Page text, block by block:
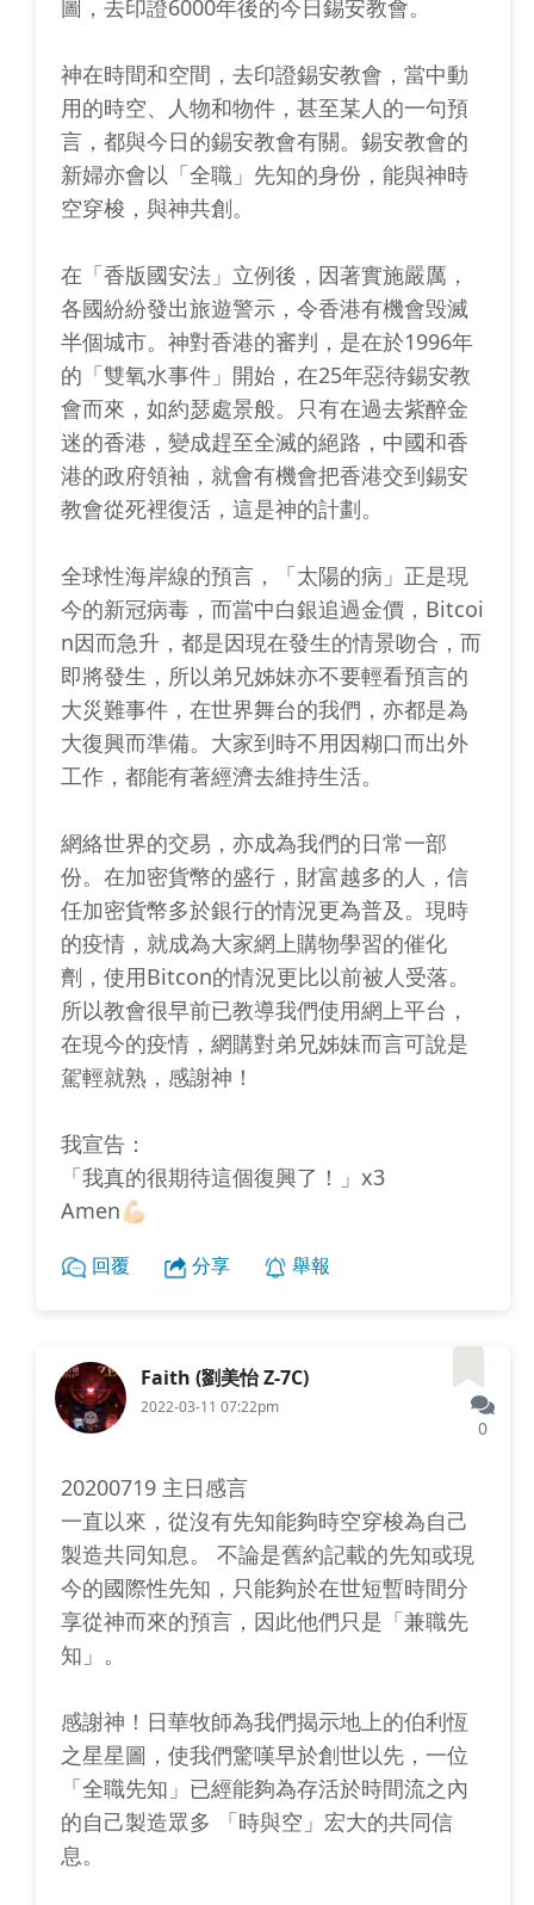
圖，去印證6000年後的今日錫安教會。
神在時間和空間，去印證錫安教會，當中動
用的時空、人物和物件，甚至某人的一句預
言，都與今日的錫安教會有關。錫安教會的
新婦亦會以「全職」先知的身份，能與神時
空穿梭，與神共創。
在「香版國安法」立例後，因著實施嚴厲，
各國紛紛發出旅遊警示，令香港有機會毁滅
半個城市。神對香港的審判，是在於1996年
的「雙氧水事件」開始，在25年惡待錫安教
會而來，如約瑟處景般。只有在過去紫醉金
迷的香港，變成趕至全滅的絕路，中國和香
港的政府領袖，就會有機會把香港交到錫安
教會從死裡復活，這是神的計劃。
全球性海岸線的預言，「太陽的病」正是現
今的新冠病毒，而當中白銀追過金價，Bitcoi
n因而急升，都是因現在發生的情景吻合，而
即將發生，所以弟兄姊妹亦不要輕看預言的
大災難事件，在世界舞台的我們，亦都是為
大復興而準備。大家到時不用因糊口而出外
工作，都能有著經濟去維持生活。
網絡世界的交易，亦成為我們的日常一部
份。在加密貨幣的盛行，財富越多的人，信
任加密貨幣多於銀行的情況更為普及。現時
的疫情，就成為大家網上購物學習的催化
劑，使用Bitcon的情況更比以前被人受落。
所以教會很早前已教導我們使用網上平台，
在現今的疫情，網購對弟兄姊妹而言可說是
駕輕就熟，感謝神！
我宣告：
「我真的很期待這個復興了！」x3
Amen💪🏻
回覆 分享 舉報
Faith (劉美怡 Z-7C)
2022-03-11 07:22pm
0
20200719 主日感言
一直以來，從沒有先知能夠時空穿梭為自己
製造共同知息。 不論是舊約記載的先知或現
今的國際性先知，只能夠於在世短暫時間分
享從神而來的預言，因此他們只是「兼職先
知」。
感謝神！日華牧師為我們揭示地上的伯利恆
之星星圖，使我們驚嘆早於創世以先，一位
「全職先知」已經能夠為存活於時間流之內
的自己製造眾多 「時與空」宏大的共同信
息。